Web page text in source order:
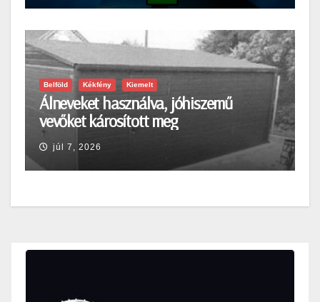
Belföld Kékfény Kiemelt
Álneveket használva, jóhiszemű
vevőket károsított meg
júl 7, 2026